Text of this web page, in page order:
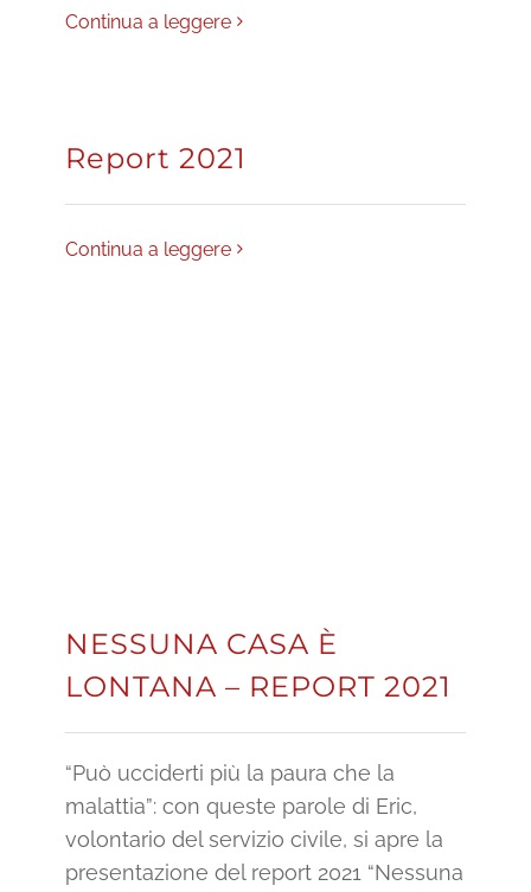
Continua a leggere
Report 2021
Continua a leggere
NESSUNA CASA È
LONTANA – REPORT 2021
“Può ucciderti più la paura che la
malattia”: con queste parole di Eric,
volontario del servizio civile, si apre la
presentazione del report 2021 “Nessuna